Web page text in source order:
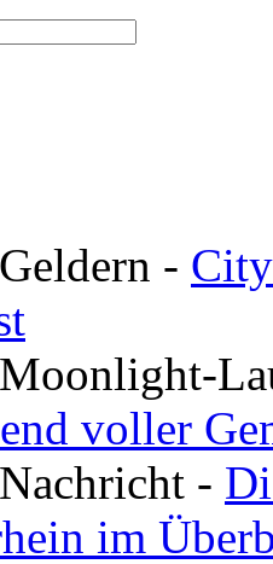
Geldern -
Moonlight-
voller
Nachricht -
im